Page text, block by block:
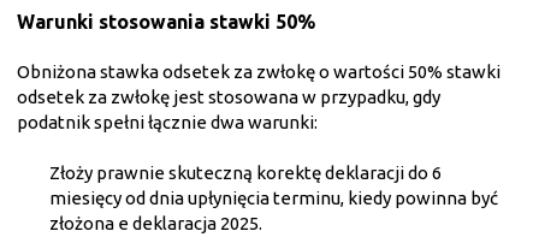
Warunki stosowania stawki 50%
Obniżona stawka odsetek za zwłokę o wartości 50% stawki
odsetek za zwłokę jest stosowana w przypadku, gdy
podatnik spełni łącznie dwa warunki:
Złoży prawnie skuteczną korektę deklaracji do 6
miesięcy od dnia upłynięcia terminu, kiedy powinna być
złożona e deklaracja 2025.